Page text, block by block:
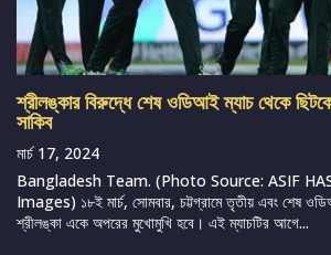
শ্রীলঙ্কার বিরুদ্ধে শেষ ওডিআই ম্যাচ থেকে
সাকিব
মার্চ 17, 2024
Bangladesh Team. (Photo Source: ASIF
Images) ১৮ই মার্চ, সোমবার, চট্টগ্রামে তৃতীয় এবং শেষ
শ্রীলঙ্কা একে অপরের মুখোমুখি হবে। এই ম্যাচটির আগে...